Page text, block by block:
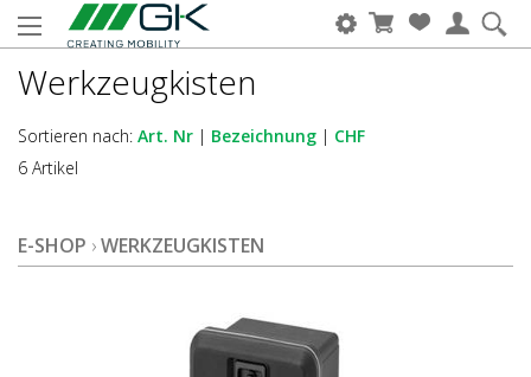
Werkzeugkisten
Sortieren nach: Art. Nr | Bezeichnung | CHF
6 Artikel
E-SHOP ›WERKZEUGKISTEN